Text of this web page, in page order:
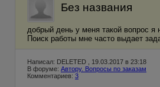
Без названия
добрый день у меня такой вопрос я
Поиск работы мне часто выдает
Написал: DELETED , 19.03.2017 в 23:18
В форуме: Автору. Вопросы по заказам
Комментариев: 3